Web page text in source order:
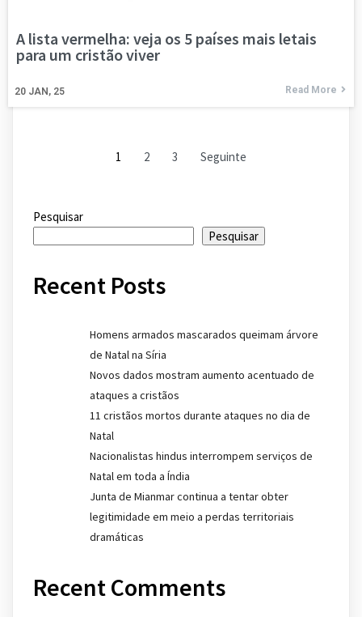
A lista vermelha: veja os 5 países mais letais
para um cristão viver
20 JAN, 25 Read More
1 2 3 Seguinte
Pesquisar
Pesquisar
Recent Posts
Homens armados mascarados queimam árvore
de Natal na Síria
Novos dados mostram aumento acentuado de
ataques a cristãos
11 cristãos mortos durante ataques no dia de
Natal
Nacionalistas hindus interrompem serviços de
Natal em toda a Índia
Junta de Mianmar continua a tentar obter
legitimidade em meio a perdas territoriais
dramáticas
Recent Comments